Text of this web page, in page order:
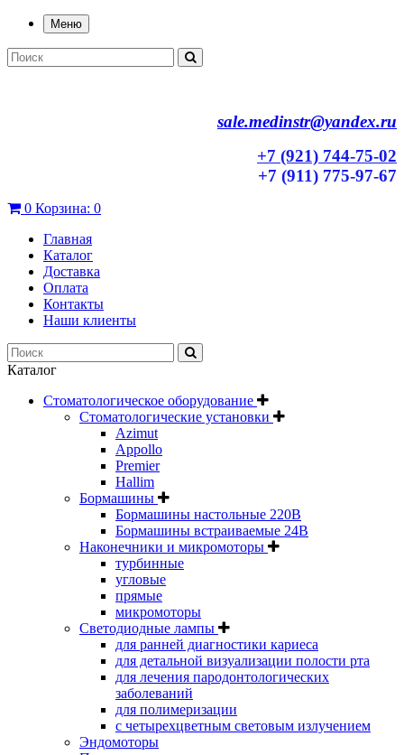
Меню
sale.medinstr@yandex.ru
+7 (921) 744-75-02
+7 (911) 775-97-67
0 Корзина: 0
Главная
Каталог
Доставка
Оплата
Контакты
Наши клиенты
Каталог
Стоматологическое оборудование
Стоматологические установки
Azimut
Appollo
Premier
Hallim
Бормашины
Бормашины настольные 220В
Бормашины встраиваемые 24В
Наконечники и микромоторы
турбинные
угловые
прямые
микромоторы
Светодиодные лампы
для ранней диагностики кариеса
для детальной визуализации полости рта
для лечения пародонтологических
заболеваний
для полимеризации
с четырехцветным световым излучением
Эндомоторы